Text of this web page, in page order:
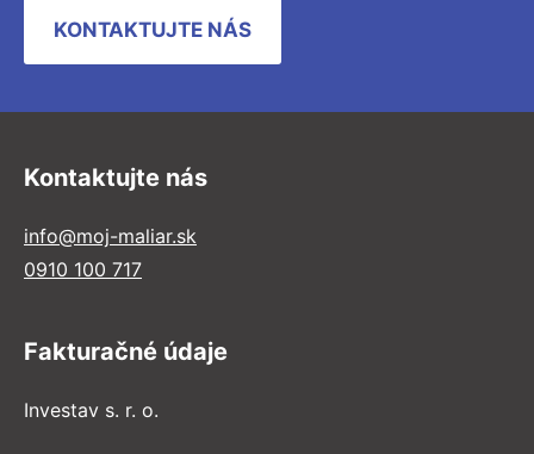
KONTAKTUJTE NÁS
Kontaktujte nás
info@moj-maliar.sk
0910 100 717
Fakturačné údaje
Investav s. r. o.